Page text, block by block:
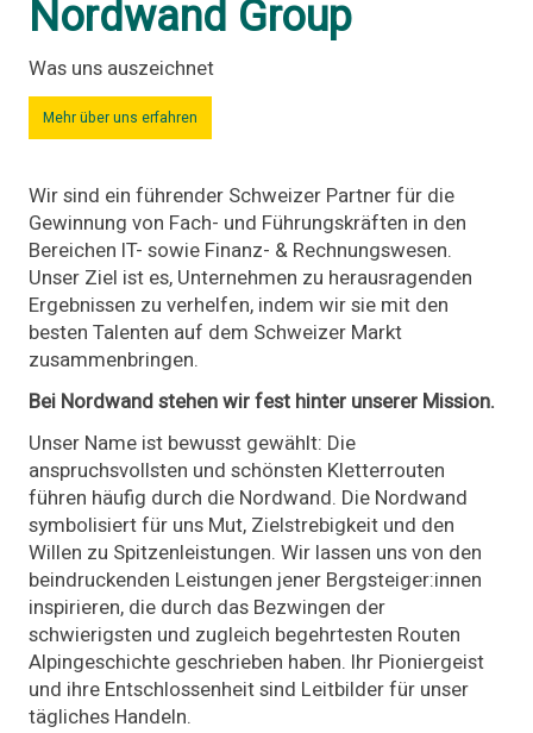
Nordwand Group
Was uns auszeichnet
Mehr über uns erfahren
Wir sind ein führender Schweizer Partner für die
Gewinnung von Fach- und Führungskräften in den
Bereichen IT- sowie Finanz- & Rechnungswesen.
Unser Ziel ist es, Unternehmen zu herausragenden
Ergebnissen zu verhelfen, indem wir sie mit den
besten Talenten auf dem Schweizer Markt
zusammenbringen.
Bei Nordwand stehen wir fest hinter unserer Mission.
Unser Name ist bewusst gewählt: Die
anspruchsvollsten und schönsten Kletterrouten
führen häufig durch die Nordwand. Die Nordwand
symbolisiert für uns Mut, Zielstrebigkeit und den
Willen zu Spitzenleistungen. Wir lassen uns von den
beindruckenden Leistungen jener Bergsteiger:innen
inspirieren, die durch das Bezwingen der
schwierigsten und zugleich begehrtesten Routen
Alpingeschichte geschrieben haben. Ihr Pioniergeist
und ihre Entschlossenheit sind Leitbilder für unser
tägliches Handeln.